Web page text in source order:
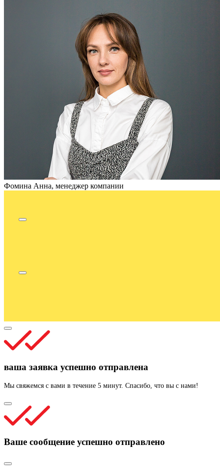
Фомина Анна, менеджер компании
ваша заявка успешно отправлена
Мы свяжемся с вами в течение 5 минут. Спасибо, что вы с нами!
Ваше сообщение успешно отправлено